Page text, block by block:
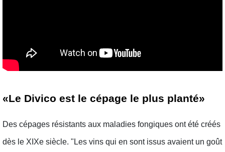
«Le Divico est le cépage le plus planté»
Des cépages résistants aux maladies fongiques ont été créés
dès le XIXe siècle. "Les vins qui en sont issus avaient un goût